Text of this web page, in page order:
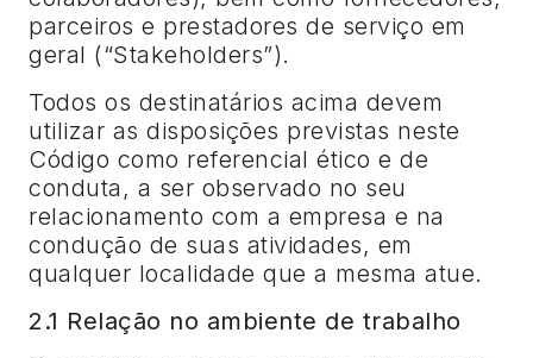
parceiros e prestadores de serviço em
geral (“Stakeholders”).
Todos os destinatários acima devem
utilizar as disposições previstas neste
Código como referencial ético e de
conduta, a ser observado no seu
relacionamento com a empresa e na
condução de suas atividades, em
qualquer localidade que a mesma atue.
2.1 Relação no ambiente de trabalho